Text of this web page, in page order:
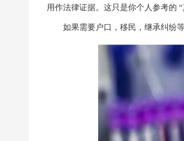
用作法律证据。这只是你个人参考的 “
如果需要户口，移民，继承纠纷